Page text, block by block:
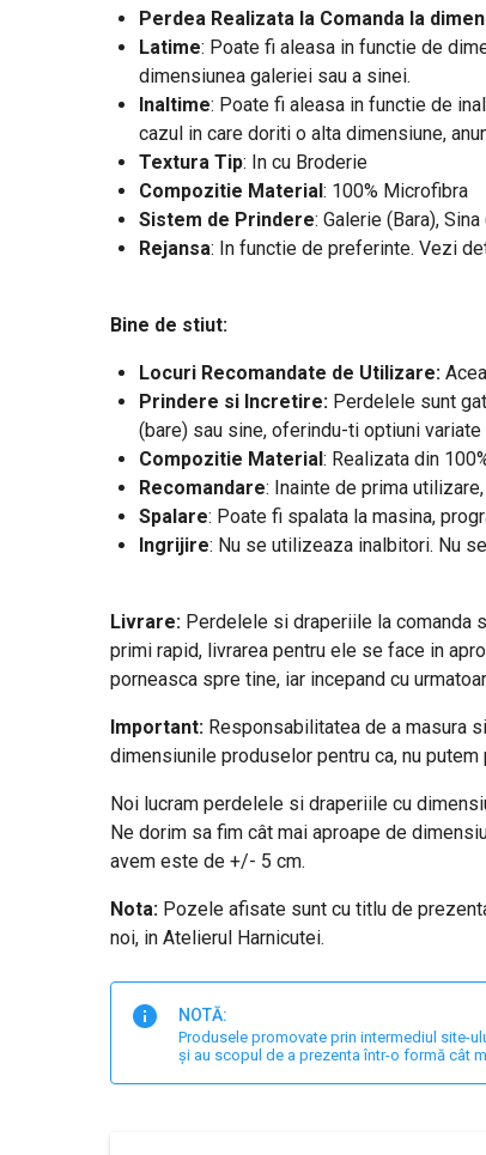
Perdea Realizata la Comanda la
Latime: Poate fi aleasa in functie de
dimensiunea galeriei sau a sinei.
Inaltime: Poate fi aleasa in functie de
cazul in care doriti o alta dimensiune,
Textura Tip: In cu Broderie
Compozitie Material: 100% Microfibra
Sistem de Prindere: Galerie (Bara),
Rejansa: In functie de preferinte. Vezi
Bine de stiut:
Locuri Recomandate de Utilizare:
Prindere si Incretire: Perdelele sunt
(bare) sau sine, oferindu-ti optiuni variate
Compozitie Material: Realizata din
Recomandare: Inainte de prima
Spalare: Poate fi spalata la masina,
Ingrijire: Nu se utilizeaza inalbitori. Nu
Livrare:Perdelele si draperiile la comanda
primi rapid, livrarea pentru ele se face in
porneasca spre tine, iar incepand cu
Important: Responsabilitatea de a masura
dimensiunile produselor pentru ca, nu
Noi lucram perdelele si draperiile cu
Ne dorim sa fim cât mai aproape de
avem este de +/- 5 cm.
Nota:Pozele afisate sunt cu titlu de
noi, in Atelierul Harnicutei.
NOTĂ:
Produsele promovate prin intermediul site-
și au scopul de a prezenta într-o formă cât